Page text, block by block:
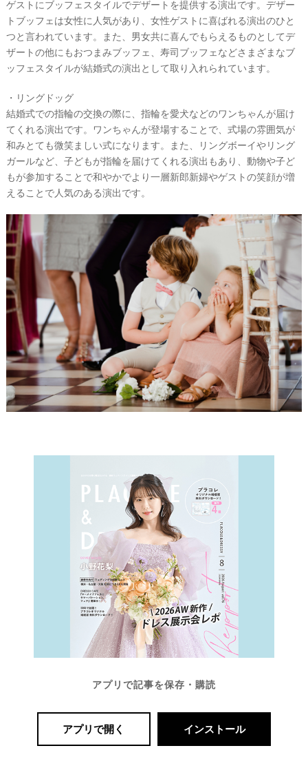
ゲストにブッフェスタイルでデザートを提供する演出です。デザー
トブッフェは女性に人気があり、女性ゲストに喜ばれる演出のひと
つと言われています。また、男女共に喜んでもらえるものとしてデ
ザートの他にもおつまみブッフェ、寿司ブッフェなどさまざまなブ
ッフェスタイルが結婚式の演出として取り入れられています。
・リングドッグ
結婚式での指輪の交換の際に、指輪を愛犬などのワンちゃんが届け
てくれる演出です。ワンちゃんが登場することで、式場の雰囲気が
和みとても微笑ましい式になります。また、リングボーイやリング
ガールなど、子どもが指輪を届けてくれる演出もあり、動物や子ど
もが参加することで和やかでより一層新郎新婦やゲストの笑顔が増
えることで人気のある演出です。
アプリで記事を保存・購読
アプリで開く インストール